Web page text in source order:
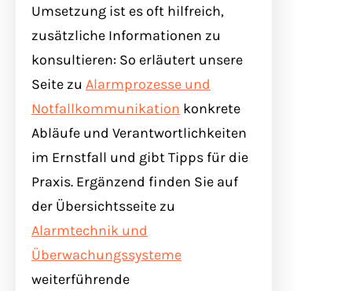
Umsetzung ist es oft hilfreich,
zusätzliche Informationen zu
konsultieren: So erläutert unsere
Seite zu Alarmprozesse und
Notfallkommunikation konkrete
Abläufe und Verantwortlichkeiten
im Ernstfall und gibt Tipps für die
Praxis. Ergänzend finden Sie auf
der Übersichtsseite zu
Alarmtechnik und
Überwachungssysteme
weiterführende